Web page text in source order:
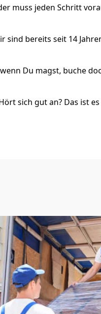
muss jeden Schritt
sind bereits seit 14
Du magst, buche
sich gut an? Das ist